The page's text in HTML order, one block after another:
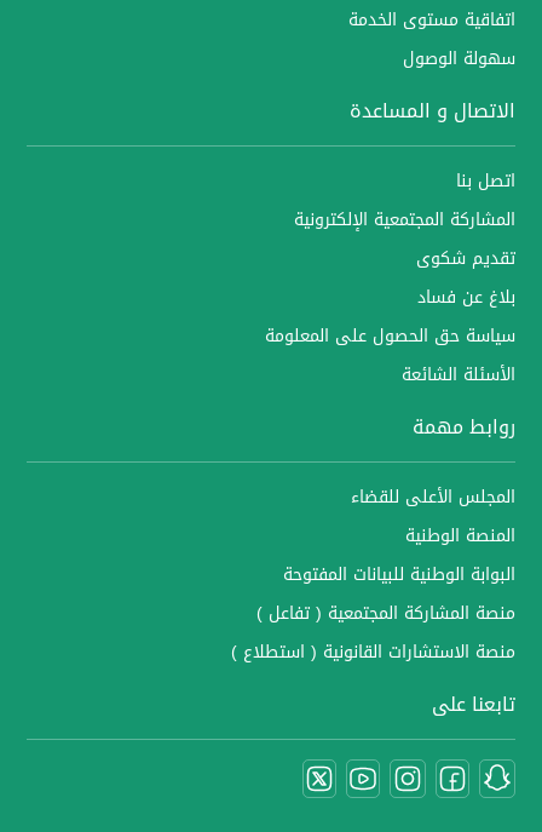
اتفاقية مستوى الخدمة
سهولة الوصول
الاتصال و المساعدة
اتصل بنا
المشاركة المجتمعية الإلكترونية
تقديم شكوى
بلاغ عن فساد
سياسة حق الحصول على المعلومة
الأسئلة الشائعة
روابط مهمة
المجلس الأعلى للقضاء
المنصة الوطنية
البوابة الوطنية للبيانات المفتوحة
منصة المشاركة المجتمعية ( تفاعل )
منصة الاستشارات القانونية ( استطلاع )
تابعنا على